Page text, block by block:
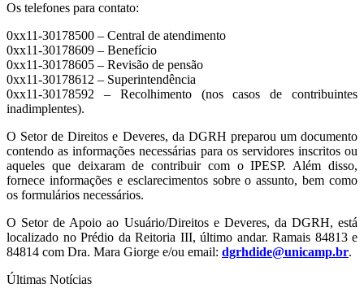
Os telefones para contato:
0xx11-30178500 – Central de atendimento
0xx11-30178609 – Benefício
0xx11-30178605 – Revisão de pensão
0xx11-30178612 – Superintendência
0xx11-30178592 – Recolhimento (nos casos de contribuintes
inadimplentes).
O Setor de Direitos e Deveres, da DGRH preparou um documento
contendo as informações necessárias para os servidores inscritos ou
aqueles que deixaram de contribuir com o IPESP. Além disso,
fornece informações e esclarecimentos sobre o assunto, bem como
os formulários necessários.
O Setor de Apoio ao Usuário/Direitos e Deveres, da DGRH, está
localizado no Prédio da Reitoria III, último andar. Ramais 84813 e
84814 com Dra. Mara Giorge e/ou email: dgrhdide@unicamp.br.
Últimas Notícias